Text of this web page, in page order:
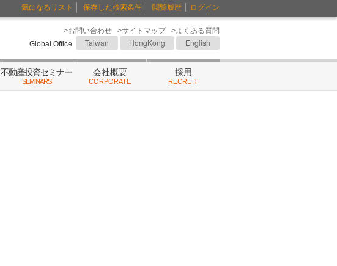
気になるリスト 保存した検索条件 閲覧履歴 ログイン
>お問い合わせ >サイトマップ
>よくある質問
Global Office
Taiwan HongKong English
不動産投資セミナー
SEMINARS
会社概要
CORPORATE
採用
RECRUIT